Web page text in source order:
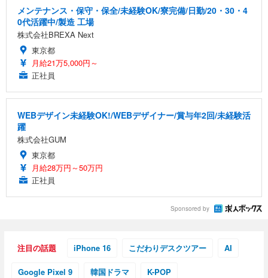
メンテナンス・保守・保全/未経験OK/寮完備/日勤/20・30・4
0代活躍中/製造 工場
株式会社BREXA Next
東京都
月給21万5,000円～
正社員
WEBデザイン未経験OK!/WEBデザイナー/賞与年2回/未経験活
躍
株式会社GUM
東京都
月給28万円～50万円
正社員
Sponsored by
注目の話題 iPhone 16 こだわりデスクツアー AI
Google Pixel 9 韓国ドラマ K-POP